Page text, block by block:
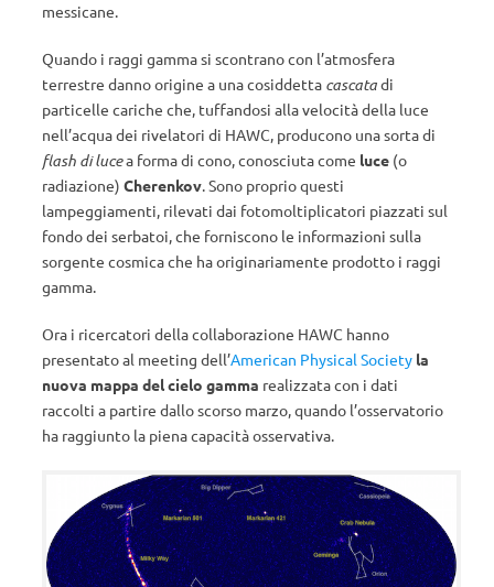
messicane.
Quando i raggi gamma si scontrano con l’atmosfera
terrestre danno origine a una cosiddetta cascatadi
particelle cariche che, tuffandosi alla velocità della luce
nell’acqua dei rivelatori di HAWC, producono una sorta di
flash di lucea forma di cono, conosciuta come luce (o
radiazione) Cherenkov. Sono proprio questi
lampeggiamenti, rilevati dai fotomoltiplicatori piazzati sul
fondo dei serbatoi, che forniscono le informazioni sulla
sorgente cosmica che ha originariamente prodotto i raggi
gamma.
Ora i ricercatori della collaborazione HAWC hanno
presentato al meeting dell’American Physical Society la
nuova mappa del cielo gamma realizzata con i dati
raccolti a partire dallo scorso marzo, quando l’osservatorio
ha raggiunto la piena capacità osservativa.